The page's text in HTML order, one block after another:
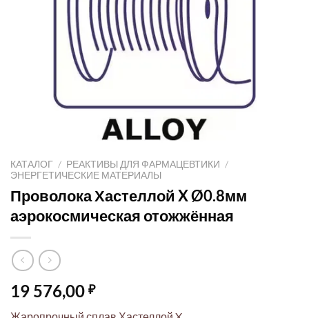
КАТАЛОГ / РЕАКТИВЫ ДЛЯ ФАРМАЦЕВТИКИ /
ЭНЕРГЕТИЧЕСКИЕ МАТЕРИАЛЫ
Проволока Хастеллой X Ø0.8мм
аэрокосмическая отожжённая
19 576,00 ₽